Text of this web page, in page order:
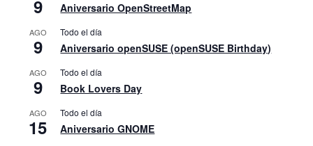
9 Aniversario OpenStreetMap
AGO
9
Todo el día
Aniversario openSUSE (openSUSE Birthday)
AGO
9
Todo el día
Book Lovers Day
AGO
15
Todo el día
Aniversario GNOME